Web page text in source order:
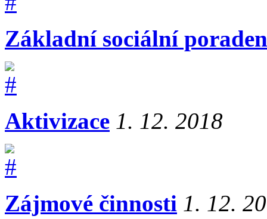
Základní sociální
Aktivizace 1. 12. 2018
Zájmové činnosti 1. 12.